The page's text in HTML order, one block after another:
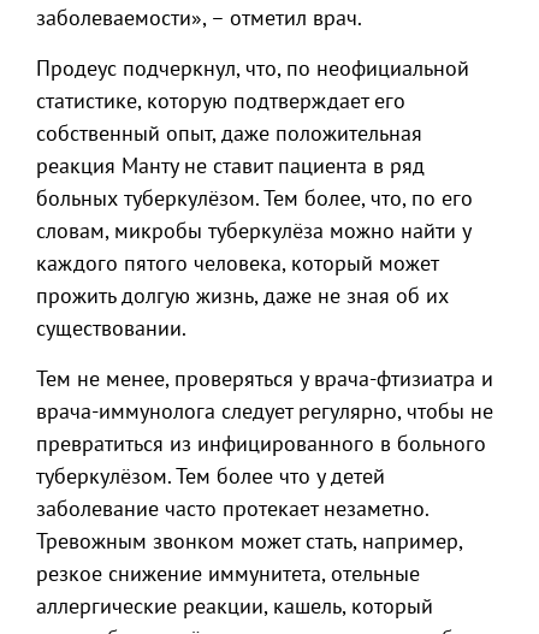
заболеваемости», – отметил врач.
Продеус подчеркнул, что, по неофициальной
статистике, которую подтверждает его
собственный опыт, даже положительная
реакция Манту не ставит пациента в ряд
больных туберкулёзом. Тем более, что, по его
словам, микробы туберкулёза можно найти у
каждого пятого человека, который может
прожить долгую жизнь, даже не зная об их
существовании.
Тем не менее, проверяться у врача-фтизиатра и
врача-иммунолога следует регулярно, чтобы не
превратиться из инфицированного в больного
туберкулёзом. Тем более что у детей
заболевание часто протекает незаметно.
Тревожным звонком может стать, например,
резкое снижение иммунитета, отельные
аллергические реакции, кашель, который